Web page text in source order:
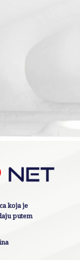
koja je
putem